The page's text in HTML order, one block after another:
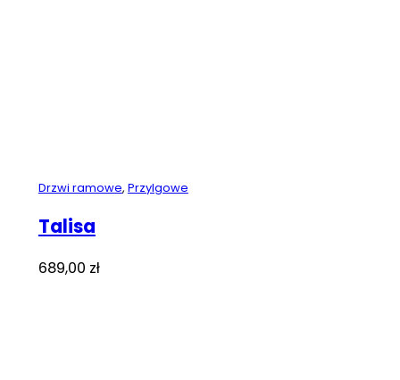
Drzwi ramowe, Przylgowe
Talisa
689,00 zł